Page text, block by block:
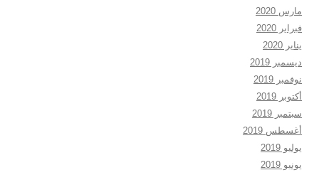
مارس 2020
فبراير 2020
يناير 2020
ديسمبر 2019
نوفمبر 2019
أكتوبر 2019
سبتمبر 2019
أغسطس 2019
يوليو 2019
يونيو 2019